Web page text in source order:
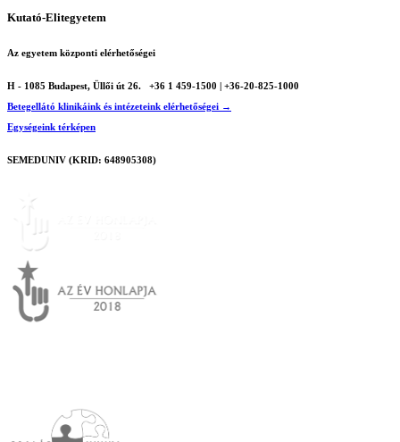
Kutató-Elitegyetem
Az egyetem központi elérhetőségei
H - 1085 Budapest, Üllői út 26.
+36 1 459-1500 | +36-20-825-1000
Betegellátó klinikáink és intézeteink elérhetőségei →
Egységeink térképen
SEMEDUNIV (KRID: 648905308)